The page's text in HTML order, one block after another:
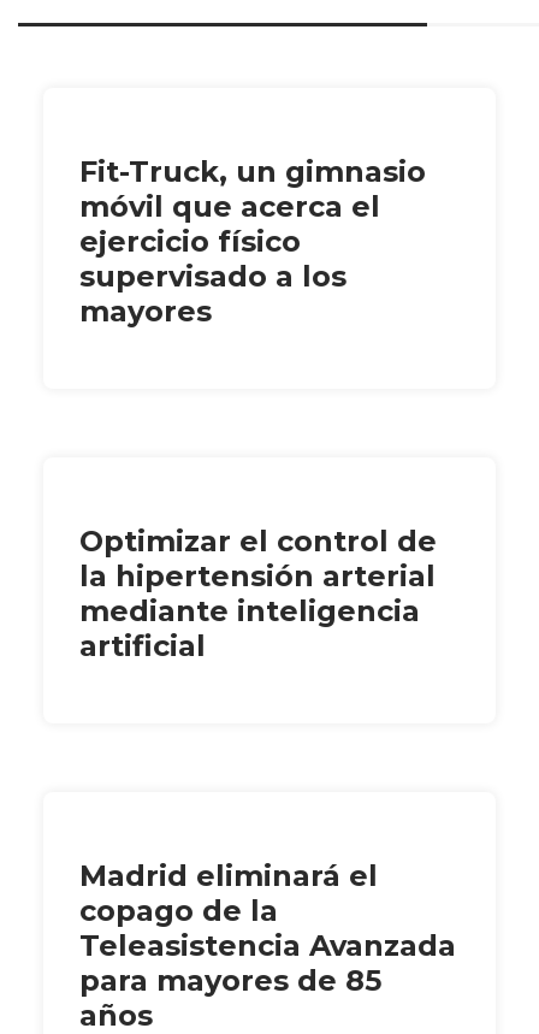
Fit-Truck, un gimnasio
móvil que acerca el
ejercicio físico
supervisado a los
mayores
Optimizar el control de
la hipertensión arterial
mediante inteligencia
artificial
Madrid eliminará el
copago de la
Teleasistencia Avanzada
para mayores de 85
años